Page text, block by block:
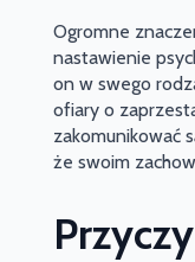
Ogromne
nastawienie
on w swego
ofiary o
zakomunikować
że swoim